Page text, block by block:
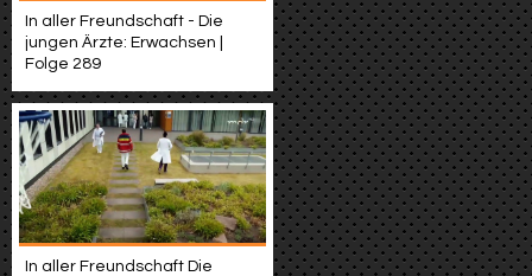
In aller Freundschaft - Die
jungen Ärzte: Erwachsen |
Folge 289
In aller Freundschaft Die